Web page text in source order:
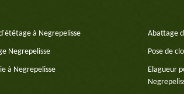
à Negrepelisse Abattage
Negrepelisse Pose de
à Negrepelisse
Elagueur